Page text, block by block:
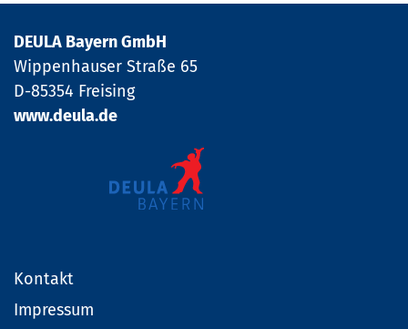
DEULA Bayern GmbH
Wippenhauser Straße 65
D-85354 Freising
www.deula.de
Kontakt
Impressum